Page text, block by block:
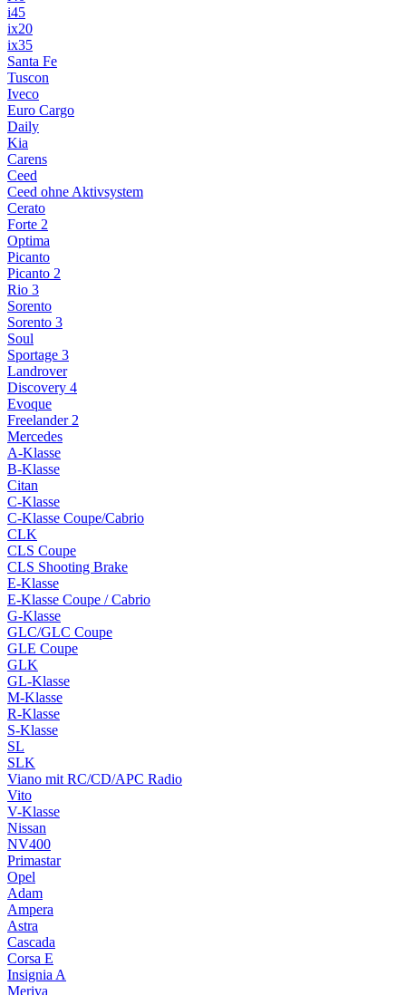
i45
ix20
ix35
Santa Fe
Tuscon
Iveco
Euro Cargo
Daily
Kia
Carens
Ceed
Ceed ohne Aktivsystem
Cerato
Forte 2
Optima
Picanto
Picanto 2
Rio 3
Sorento
Sorento 3
Soul
Sportage 3
Landrover
Discovery 4
Evoque
Freelander 2
Mercedes
A-Klasse
B-Klasse
Citan
C-Klasse
C-Klasse Coupe/Cabrio
CLK
CLS Coupe
CLS Shooting Brake
E-Klasse
E-Klasse Coupe / Cabrio
G-Klasse
GLC/GLC Coupe
GLE Coupe
GLK
GL-Klasse
M-Klasse
R-Klasse
S-Klasse
SL
SLK
Viano mit RC/CD/APC Radio
Vito
V-Klasse
Nissan
NV400
Primastar
Opel
Adam
Ampera
Astra
Cascada
Corsa E
Insignia A
Meriva